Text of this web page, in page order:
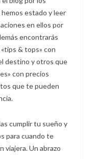
estado y leer
en ellos por
encontrarás
& tops» con
destino y otros que
con precios
que te pueden
cumplir tu sueño y
para cuando te
viajera. Un abrazo